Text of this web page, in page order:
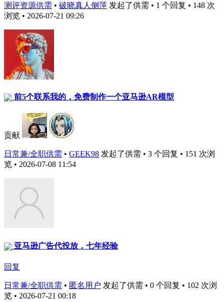
测评资源供需 • 破晓真人侧萍 发起了供需 • 1 个回复 • 148 次
浏览 • 2026-07-21 09:26
前5个联系我的，免费制作一个亚马逊AR模型
贡献
日常兼/全职供需 • GEEK98 发起了供需 • 3 个回复 • 151 次浏
览 • 2026-07-08 11:54
亚马逊广告代投放，七年经验
回复
日常兼/全职供需 • 匿名用户 发起了供需 • 0 个回复 • 102 次浏
览 • 2026-07-21 00:18